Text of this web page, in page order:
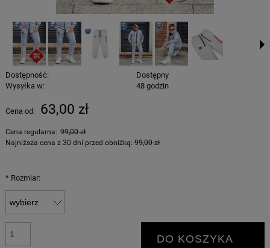
Dostępność:
Dostępny
Wysyłka w:
48 godzin
Cena od: 63,00 zł
Cena regularna: 99,00 zł
Najniższa cena z 30 dni przed obniżką: 99,00 zł
*Rozmiar:
DO KOSZYKA